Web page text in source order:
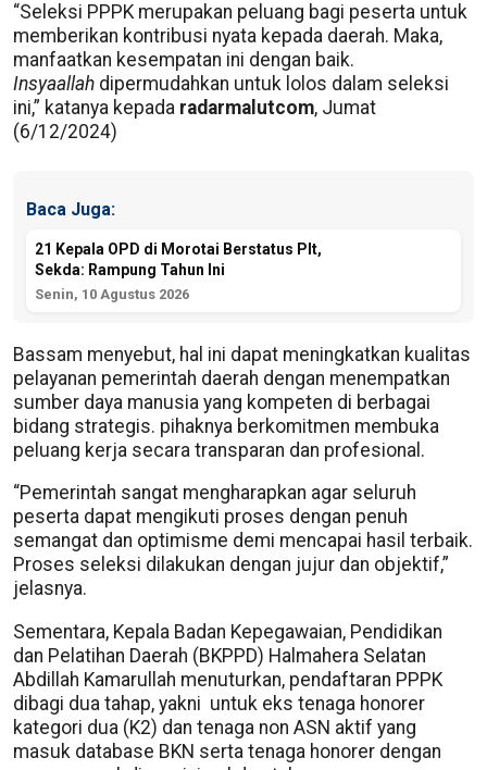
“Seleksi PPPK merupakan peluang bagi peserta untuk
memberikan kontribusi nyata kepada daerah. Maka,
manfaatkan kesempatan ini dengan baik.
Insyaallah dipermudahkan untuk lolos dalam seleksi
ini,” katanya kepada radarmalutcom, Jumat
(6/12/2024)
Baca Juga:
21 Kepala OPD di Morotai Berstatus Plt,
Sekda: Rampung Tahun Ini
Senin, 10 Agustus 2026
Bassam menyebut, hal ini dapat meningkatkan kualitas
pelayanan pemerintah daerah dengan menempatkan
sumber daya manusia yang kompeten di berbagai
bidang strategis. pihaknya berkomitmen membuka
peluang kerja secara transparan dan profesional.
“Pemerintah sangat mengharapkan agar seluruh
peserta dapat mengikuti proses dengan penuh
semangat dan optimisme demi mencapai hasil terbaik.
Proses seleksi dilakukan dengan jujur dan objektif,”
jelasnya.
Sementara, Kepala Badan Kepegawaian, Pendidikan
dan Pelatihan Daerah (BKPPD) Halmahera Selatan
Abdillah Kamarullah menuturkan, pendaftaran PPPK
dibagi dua tahap, yakni untuk eks tenaga honorer
kategori dua (K2) dan tenaga non ASN aktif yang
masuk database BKN serta tenaga honorer dengan